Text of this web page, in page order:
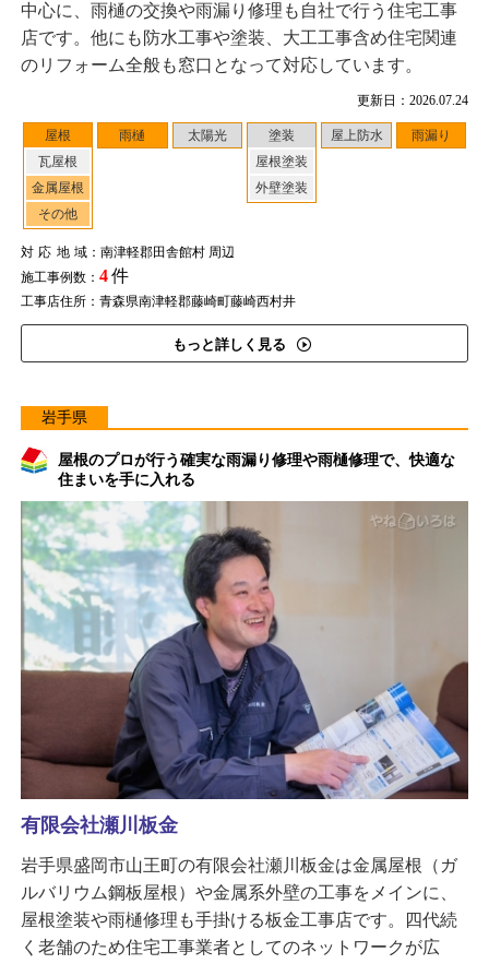
更新日：2026.07.24
屋根
瓦屋根
金属屋根
その他
雨樋 太陽光
塗装
屋根塗装
外壁塗装
屋上防水 雨漏り
対応地域：南津軽郡田舎館村 周辺
施工事例数： 4件
工事店住所：青森県南津軽郡藤崎町藤崎西村井
もっと詳しく見る
中心に、雨樋の交換や雨漏り修理も自社で行う住宅工事
店です。他にも防水工事や塗装、大工工事含め住宅関連
のリフォーム全般も窓口となって対応しています。
岩手県
屋根のプロが行う確実な雨漏り修理や雨樋修理で、快適な
住まいを手に入れる
有限会社瀬川板金
岩手県盛岡市山王町の有限会社瀬川板金は金属屋根（ガ
ルバリウム鋼板屋根）や金属系外壁の工事をメインに、
屋根塗装や雨樋修理も手掛ける板金工事店です。四代続
く老舗のため住宅工事業者としてのネットワークが広